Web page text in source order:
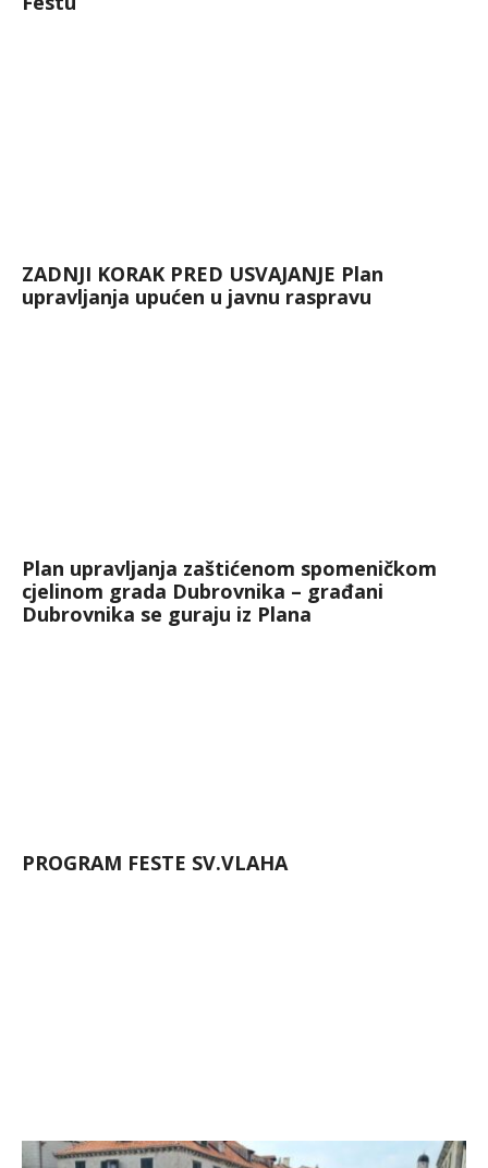
ZADNJI KORAK PRED USVAJANJE Plan
upravljanja upućen u javnu raspravu
Plan upravljanja zaštićenom spomeničkom
cjelinom grada Dubrovnika – građani
Dubrovnika se guraju iz Plana
PROGRAM FESTE SV.VLAHA